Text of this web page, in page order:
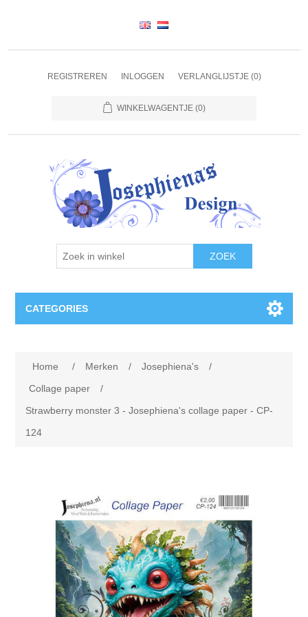
REGISTREREN INLOGGEN VERLANGLIJSTJE (0)
WINKELWAGENTJE (0)
ZOEK
CATEGORIES
Lavinia
Week 45
Collage paper
Posters A3
T-shirts
Fantasie
Landschap
Hobby en Art
Acrylic stone
Acrylverf
Merken
Josephiena's
Opruiming
Home / Merken / Josephiena's
/
Collage paper
/
Strawberry monster 3 - Josephiena's collage paper - CP-
124